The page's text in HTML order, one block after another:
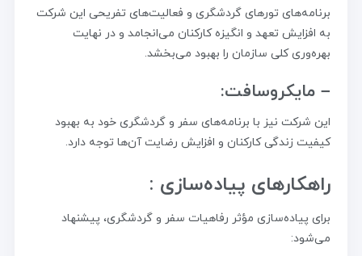
برنامه‌های تورهای گردشگری و فعالیت‌های تفریحی این شرکت
به افزایش تعهد و انگیزه کارکنان می‌انجامد و در نهایت
بهره‌وری کلی سازمان را بهبود می‌بخشد.
– مایکروسافت:
این شرکت نیز با برنامه‌های سفر و گردشگری خود به بهبود
کیفیت زندگی کارکنان و افزایش رضایت آن‌ها توجه دارد.
راهکارهای پیاده‌سازی :
برای پیاده‌سازی مؤثر رفاهیات سفر و گردشگری، پیشنهاد
می‌شود: